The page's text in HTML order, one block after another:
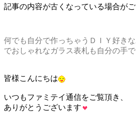
記事の内容が古くなっている場合がご
何でも自分で作っちゃうＤＩＹ好き
でおしゃれなガラス表札も自分の手で
皆様こんにちは
いつもファミテイ通信をご覧頂き、
ありがとうございます